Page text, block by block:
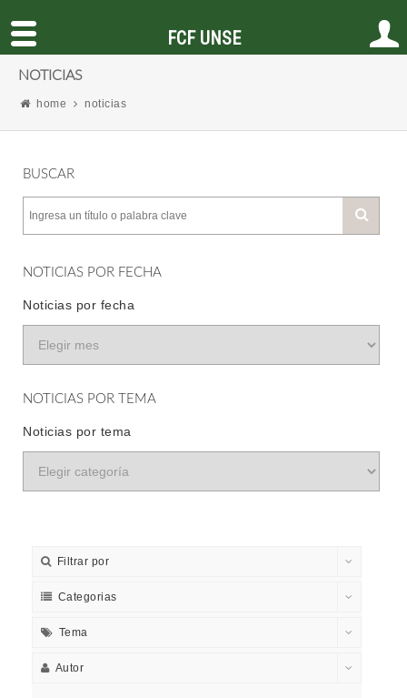
NOTICIAS
home noticias
BUSCAR
NOTICIAS POR FECHA
Noticias por fecha
NOTICIAS POR TEMA
Noticias por tema
Filtrar por
Categorias
Tema
Autor
FCF UNSE